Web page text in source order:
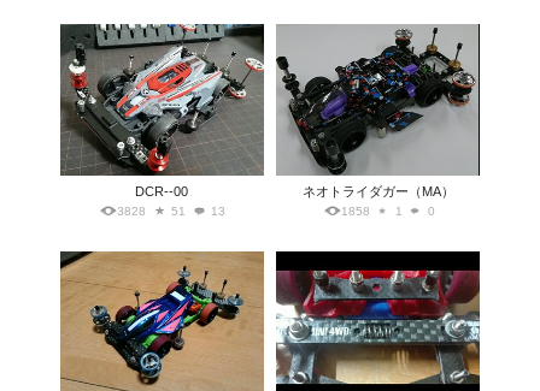
DCR--00
3828 51 13
ネオトライダガー（MA）
1858 1 0